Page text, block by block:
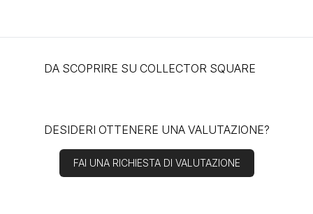
DA SCOPRIRE SU COLLECTOR SQUARE
DESIDERI OTTENERE UNA VALUTAZIONE?
FAI UNA RICHIESTA DI VALUTAZIONE